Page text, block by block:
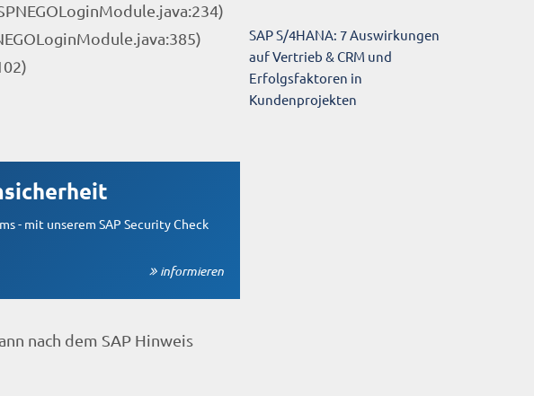
- mit unserem SAP Security Check
informieren
nach dem SAP Hinweis
SAP S/4HANA: 7 Auswirkungen
auf Vertrieb & CRM und
Erfolgsfaktoren in
Kundenprojekten